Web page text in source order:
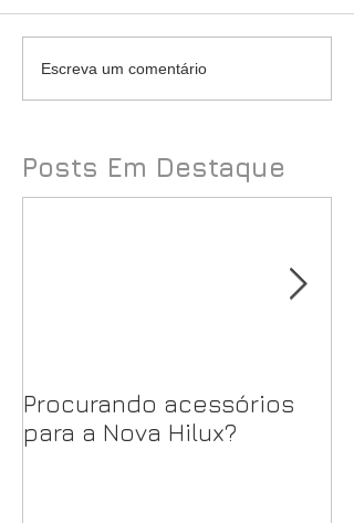
Escreva um comentário
Posts Em Destaque
Procurando acessórios
para a Nova Hilux?